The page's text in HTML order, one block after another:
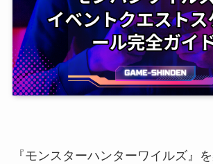
『モンスターハンターワイルズ』